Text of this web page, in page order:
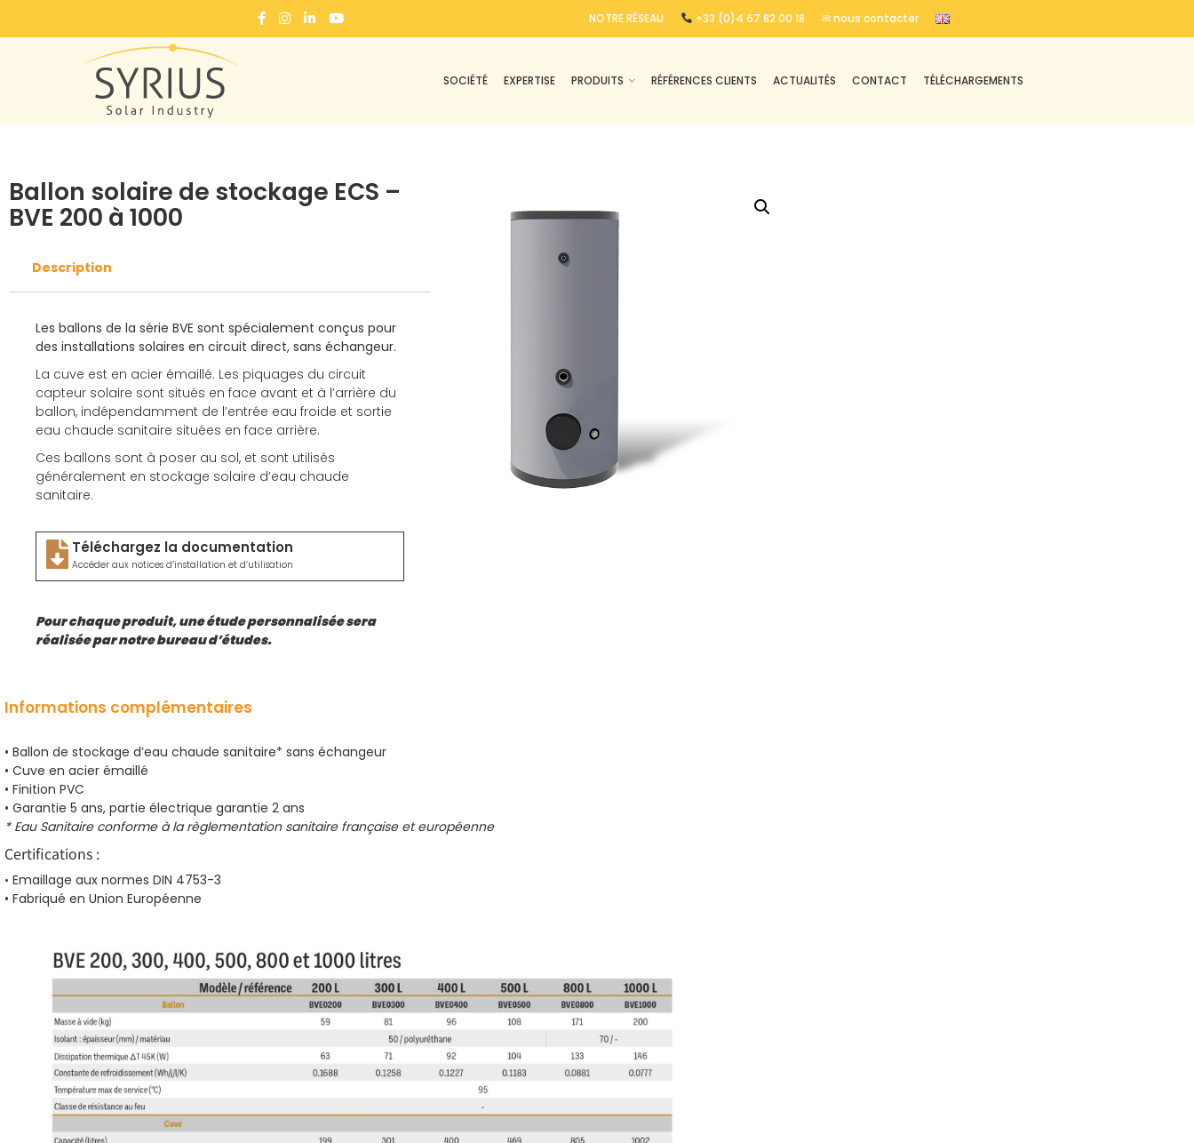
NOTRE RÉSEAU +33 (0)4 67 82 00 18 ✉ nous contacter
SOCIÉTÉ EXPERTISE PRODUITS RÉFÉRENCES CLIENTS ACTUALITÉS CONTACT TÉLÉCHARGEMENTS
Ballons Eau chaude sanitaire Ballon solaire de stockage ECS – BVE 200 à 1000
Ballon solaire de stockage ECS –
BVE 200 à 1000
Description
Les ballons de la série BVE sont spécialement conçus pour
des installations solaires en circuit direct, sans échangeur.
La cuve est en acier émaillé. Les piquages du circuit
capteur solaire sont situés en face avant et à l’arrière du
ballon, indépendamment de l’entrée eau froide et sortie
eau chaude sanitaire situées en face arrière.
Ces ballons sont à poser au sol, et sont utilisés
généralement en stockage solaire d’eau chaude
sanitaire.
Téléchargez la documentation
Accéder aux notices d’installation et d’utilisation
Pour chaque produit, une étude personnalisée sera
réalisée par notre bureau d’études.
Informations complémentaires
• Ballon de stockage d’eau chaude sanitaire* sans échangeur
• Cuve en acier émaillé
• Finition PVC
• Garantie 5 ans, partie électrique garantie 2 ans
* Eau Sanitaire conforme à la règlementation sanitaire française et européenne
Certifications :
• Emaillage aux normes DIN 4753-3
• Fabriqué en Union Européenne